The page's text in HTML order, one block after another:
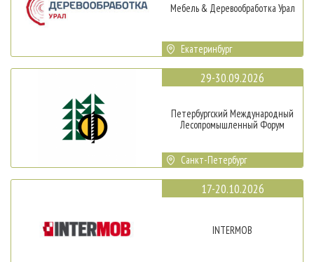
Мебель & Деревообработка Урал
Екатеринбург
29-30.09.2026
Петербургский Международный
Лесопромышленный Форум
Санкт-Петербург
17-20.10.2026
INTERMOB